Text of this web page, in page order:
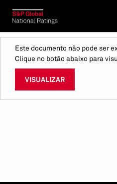
Este documento não pode ser
Clique no botão abaixo para
VISUALIZAR